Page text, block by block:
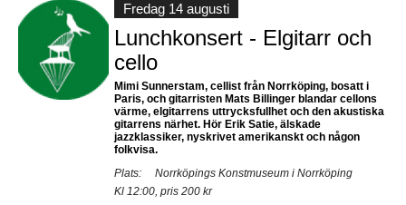
Fredag 14 augusti
Lunchkonsert - Elgitarr och
cello
Mimi Sunnerstam, cellist från Norrköping, bosatt i
Paris, och gitarristen Mats Billinger blandar cellons
värme, elgitarrens uttrycksfullhet och den akustiska
gitarrens närhet. Hör Erik Satie, älskade
jazzklassiker, nyskrivet amerikanskt och någon
folkvisa.
Plats:
Norrköpings Konstmuseum i Norrköping
Kl 12:00, pris 200 kr